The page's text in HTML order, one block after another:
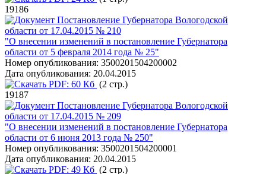
19186
Постановление Губернатора Вологодской
области от 17.04.2015 № 210
"О внесении изменений в постановление Губернатора
области от 5 февраля 2014 года № 25"
Номер опубликования: 3500201504200002
Дата опубликования: 20.04.2015
PDF: 60 Кб (2 стр.)
19187
Постановление Губернатора Вологодской
области от 17.04.2015 № 209
"О внесении изменений в постановление Губернатора
области от 6 июня 2013 года № 250"
Номер опубликования: 3500201504200001
Дата опубликования: 20.04.2015
PDF: 49 Кб (2 стр.)